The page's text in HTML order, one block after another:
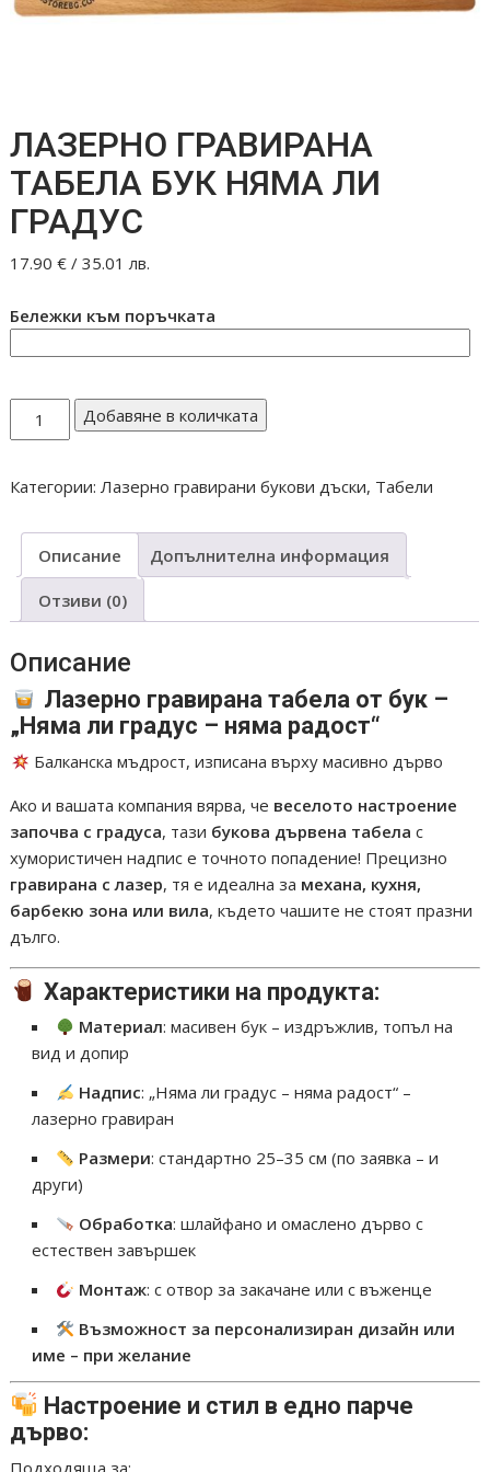
ЛАЗЕРНО ГРАВИРАНА
ТАБЕЛА БУК НЯМА ЛИ
ГРАДУС
17.90€ / 35.01 лв.
Бележки към поръчката
количество
за
ГРАВИРАНА
НЯМА
ГРАДУС
Добавяне в количката
Категории:Лазерно гравирани букови дъски, Табели
Описание Допълнителна информация
Отзиви (0)
Описание
Лазерно гравирана табела от бук –
„Няма ли градус – няма радост“
Балканска мъдрост, изписана върху масивно дърво
Ако и вашата компания вярва, че веселото настроение
започва с градуса, тази букова дървена табела с
хумористичен надпис е точното попадение! Прецизно
гравирана с лазер, тя е идеална за механа, кухня,
барбекю зона или вила, където чашите не стоят празни
дълго.
Характеристики на продукта:
Материал: масивен бук – издръжлив, топъл на
вид и допир
Надпис: „Няма ли градус – няма радост“ –
лазерно гравиран
Размери: стандартно 25–35 см (по заявка – и
други)
Обработка: шлайфано и омаслено дърво с
естествен завършек
Монтаж: с отвор за закачане или с въженце
Възможност за персонализиран дизайн или
име – при желание
Настроение и стил в едно парче
дърво:
Подходяща за: